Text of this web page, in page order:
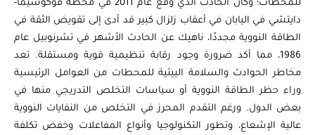
للمحطات؛ وكان الحادث الذي وقع عام 2011 في محطة فوكوشيما-
دايتشي في اليابان في أعقاب زلزال كبير قد أدى إلى تقويض الثقة في
الطاقة النووية مجددًا، ناهيك عن الحادث الأشهر في تشرنوبيل عام
1986، مما أكد ضرورة وجود رقابة تنظيمية قوية ومستقلة. تعد
مخاطر الحوادث والسلامة البيئية للمحطات من العوامل الرئيسية
وراء حظر الطاقة النووية أو سياسات التخلص التدريجي منها في
بعض الدول. ورغم التقدم المحرز في التخلص من النفايات النووية
عالية الإشعاع، وتطور التكنولوجيا وأنواع المفاعلات وخفض تكلفة